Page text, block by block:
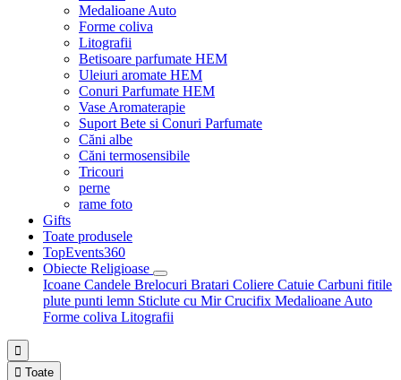
Medalioane Auto
Forme coliva
Litografii
Betisoare parfumate HEM
Uleiuri aromate HEM
Conuri Parfumate HEM
Vase Aromaterapie
Suport Bete si Conuri Parfumate
Căni albe
Căni termosensibile
Tricouri
perne
rame foto
Gifts
Toate produsele
TopEvents360
Obiecte Religioase
Icoane Candele Brelocuri Bratari Coliere Catuie Carbuni fitile
plute punti lemn Sticlute cu MirCrucifix Medalioane Auto
Forme coliva Litografii

 Toate